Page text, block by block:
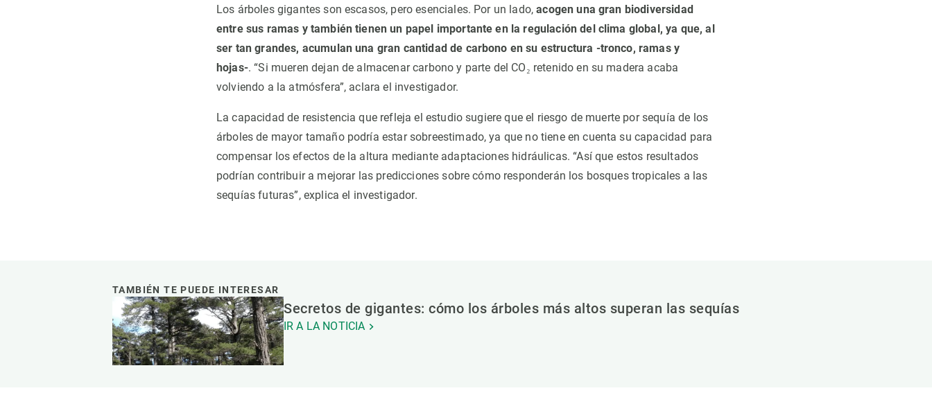
Los árboles gigantes son escasos, pero esenciales. Por un lado,acogen una gran biodiversidad
entre sus ramas y también tienen un papel importante en la regulación del clima global, ya que, al
ser tan grandes, acumulan una gran cantidad de carbono en su estructura -tronco, ramas y
hojas-. “Si mueren dejan de almacenar carbono y parte del CO₂ retenido en su madera acaba
volviendo a la atmósfera”, aclara el investigador.
La capacidad de resistencia que refleja el estudio sugiere que el riesgo de muerte por sequía de los
árboles de mayor tamaño podría estar sobreestimado, ya que no tiene en cuenta su capacidad para
compensar los efectos de la altura mediante adaptaciones hidráulicas. “Así que estos resultados
podrían contribuir a mejorar las predicciones sobre cómo responderán los bosques tropicales a las
sequías futuras”, explica el investigador.
TAMBIÉN TE PUEDE INTERESAR
Secretos de gigantes: cómo los árboles más altos superan las sequías
IR A LA NOTICIA